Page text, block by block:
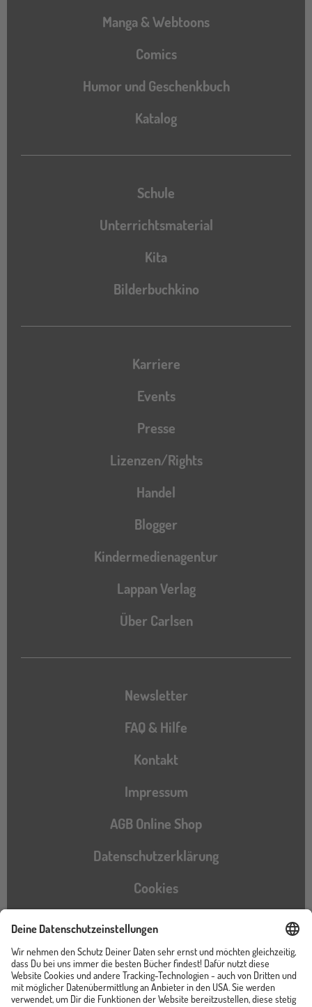
Manga & Webtoons
Comics
Humor und Geschenkbuch
Katalog
Katalog
Schule
Unterrichtsmaterial
Kita
Bilderbuchkino
Karriere
Events
Presse
Lizenzen/Rights
Handel
Blogger
Kindermedienagentur
Lappan Verlag
Über Carlsen
Newsletter
FAQ & Hilfe
Kontakt
Impressum
AGB Online Shop
Datenschutzerklärung
Cookies
Barrierefreiheitserklärung
Instagram
TikTokPinterestYouTubeFacebook